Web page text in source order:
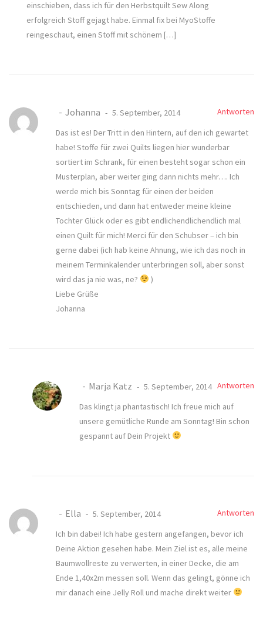
einschieben, dass ich für den Herbstquilt Sew Along
erfolgreich Stoff gejagt habe. Einmal fix bei MyoStoffe
reingeschaut, einen Stoff mit schönem […]
Johanna 5. September, 2014
Antworten
Das ist es! Der Tritt in den Hintern, auf den ich gewartet
habe! Stoffe für zwei Quilts liegen hier wunderbar
sortiert im Schrank, für einen besteht sogar schon ein
Musterplan, aber weiter ging dann nichts mehr…. Ich
werde mich bis Sonntag für einen der beiden
entschieden, und dann hat entweder meine kleine
Tochter Glück oder es gibt endlichendlichendlich mal
einen Quilt für mich! Merci für den Schubser – ich bin
gerne dabei (ich hab keine Ahnung, wie ich das noch in
meinem Terminkalender unterbringen soll, aber sonst
wird das ja nie was, ne?
)
Liebe Grüße
Johanna
Marja Katz 5. September, 2014 Antworten
Das klingt ja phantastisch! Ich freue mich auf
unsere gemütliche Runde am Sonntag! Bin schon
gespannt auf Dein Projekt
Ella 5. September, 2014
Antworten
Ich bin dabei! Ich habe gestern angefangen, bevor ich
Deine Aktion gesehen habe. Mein Ziel ist es, alle meine
Baumwollreste zu verwerten, in einer Decke, die am
Ende 1,40x2m messen soll. Wenn das gelingt, gönne ich
mir danach eine Jelly Roll und mache direkt weiter